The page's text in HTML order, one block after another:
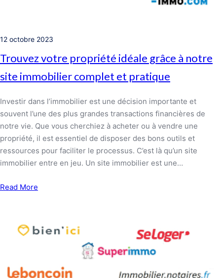
12 octobre 2023
Trouvez votre propriété idéale grâce à notre
site immobilier complet et pratique
Investir dans l’immobilier est une décision importante et
souvent l’une des plus grandes transactions financières de
notre vie. Que vous cherchiez à acheter ou à vendre une
propriété, il est essentiel de disposer des bons outils et
ressources pour faciliter le processus. C’est là qu’un site
immobilier entre en jeu. Un site immobilier est une…
Read More